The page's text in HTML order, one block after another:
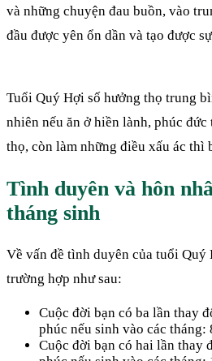
và những chuyện đau buồn, vào
đầu được yên ổn dần và tạo được
Tuổi Quý Hợi số hưởng thọ trung
nhiên nếu ăn ở hiền lành, phúc
thọ, còn làm những điều xấu ác thì
Tình duyên và hôn
tháng sinh
Về vấn đề tình duyên của tuổi Quý
trường hợp như sau:
Cuộc đời bạn có ba lần thay
phúc nếu sinh vào các tháng:
Cuộc đời bạn có hai lần thay